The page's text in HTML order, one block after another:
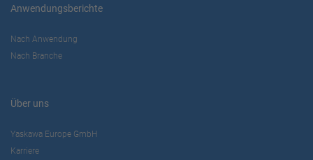
Anwendungsberichte
Nach Anwendung
Nach Branche
Über uns
Yaskawa Europe GmbH
Karriere